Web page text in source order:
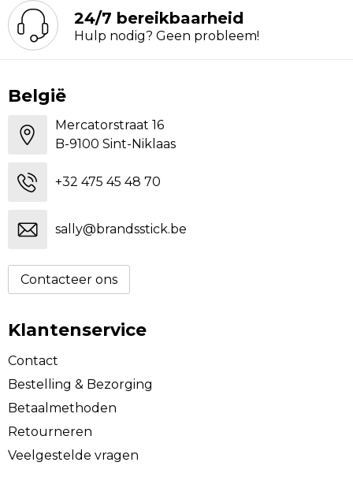
24/7 bereikbaarheid
Hulp nodig? Geen probleem!
België
Mercatorstraat 16
B-9100 Sint-Niklaas
+32 475 45 48 70
sally@brandsstick.be
Contacteer ons
Klantenservice
Contact
Bestelling & Bezorging
Betaalmethoden
Retourneren
Veelgestelde vragen